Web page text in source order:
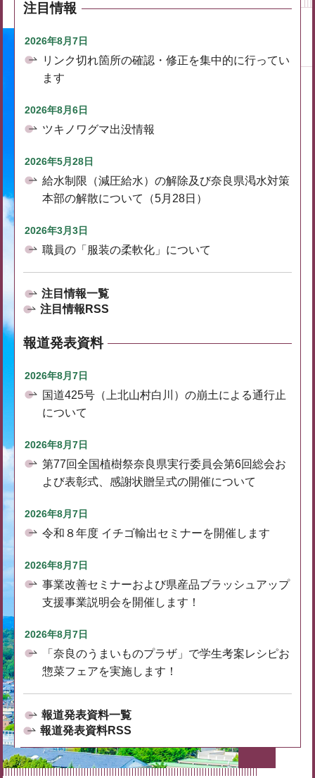
注目情報
2026年8月7日
リンク切れ箇所の確認・修正を集中的に行ってい
ます
2026年8月6日
ツキノワグマ出没情報
2026年5月28日
給水制限（減圧給水）の解除及び奈良県渇水対策
本部の解散について（5月28日）
2026年3月3日
職員の「服装の柔軟化」について
注目情報一覧
注目情報RSS
報道発表資料
2026年8月7日
国道425号（上北山村白川）の崩土による通行止
について
2026年8月7日
第77回全国植樹祭奈良県実行委員会第6回総会お
よび表彰式、感謝状贈呈式の開催について
2026年8月7日
令和８年度 イチゴ輸出セミナーを開催します
2026年8月7日
事業改善セミナーおよび県産品ブラッシュアップ
支援事業説明会を開催します！
2026年8月7日
「奈良のうまいものプラザ」で学生考案レシピお
惣菜フェアを実施します！
報道発表資料一覧
報道発表資料RSS